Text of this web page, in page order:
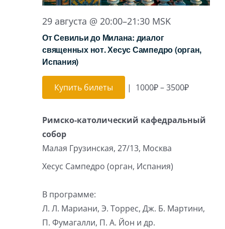
29 августа @ 20:00–21:30 MSK
От Севильи до Милана: диалог
священных нот. Хесус Сампедро (орган,
Испания)
Купить билеты | 1000₽ – 3500₽
Римско-католический кафедральный
собор
Малая Грузинская, 27/13, Москва
Хесус Сампедро (орган, Испания)
В программе:
Л. Л. Мариани, Э. Торрес, Дж. Б. Мартини,
П. Фумагалли, П. А. Йон и др.